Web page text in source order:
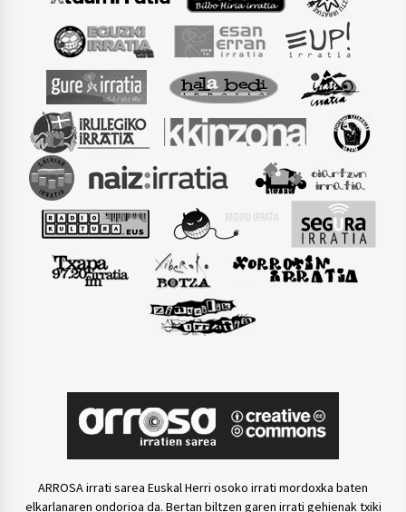
ARROSA irrati sarea Euskal Herri osoko irrati mordoxka baten
elkarlanaren ondorioa da. Bertan biltzen garen irrati gehienak txiki